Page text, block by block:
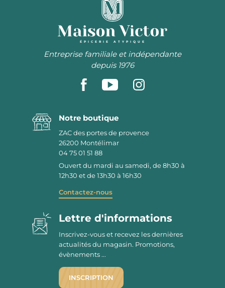
ÉPICERIE ATYPIQUE
Entreprise familiale et indépendante
depuis 1976
Notre boutique
ZAC des portes de provence
26200 Montélimar
04 75 01 51 88
Ouvert du mardi au samedi, de 8h30 à
12h30 et de 13h30 à 16h30
Contactez-nous
Lettre d'informations
Inscrivez-vous et recevez les dernières
actualités du magasin. Promotions,
évènements ...
INSCRIPTION